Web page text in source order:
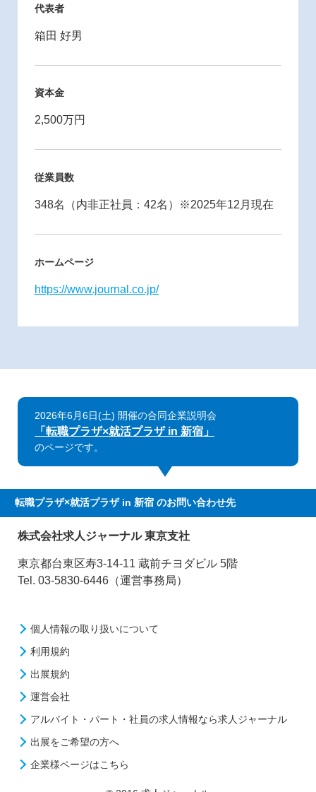
代表者
箱田 好男
資本金
2,500万円
従業員数
348名（内非正社員：42名）※2025年12月現在
ホームページ
https://www.journal.co.jp/
2026年6月6日(土) 開催の合同企業説明会
「転職プラザ×就活プラザ in 新宿」
のページです。
転職プラザ×就活プラザ in 新宿 のお問い合わせ先
株式会社求人ジャーナル 東京支社
東京都台東区寿3-14-11 蔵前チヨダビル 5階
Tel. 03-5830-6446（運営事務局）
個人情報の取り扱いについて
利用規約
出展規約
運営会社
アルバイト・パート・社員の求人情報なら求人ジャーナル
出展をご希望の方へ
企業様ページはこちら